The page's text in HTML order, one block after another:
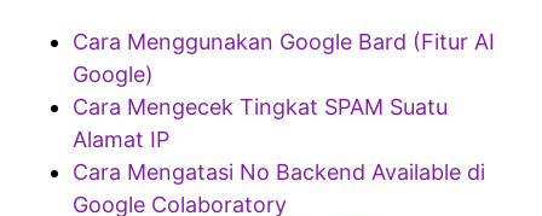
Cara Menggunakan Google Bard (Fitur AI
Google)
Cara Mengecek Tingkat SPAM Suatu
Alamat IP
Cara Mengatasi No Backend Available di
Google Colaboratory